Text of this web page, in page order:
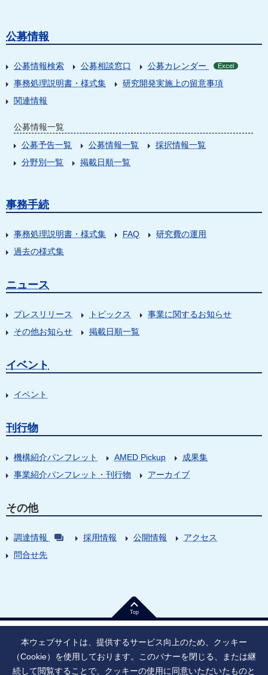
公募情報
公募情報検索 公募相談窓口 公募カレンダー Excel
事務処理説明書・様式集
研究開発実施上の留意事項
関連情報
公募情報一覧
公募予告一覧
公募情報一覧
採択情報一覧
分野別一覧
掲載日順一覧
事務手続
事務処理説明書・様式集 FAQ
研究費の運用
過去の様式集
ニュース
プレスリリース トピックス
事業に関するお知らせ
その他お知らせ
掲載日順一覧
イベント
イベント
刊行物
機構紹介パンフレット AMED Pickup
成果集
事業紹介パンフレット・刊行物
アーカイブ
その他
調達情報 採用情報 公開情報
アクセス
問合せ先
Top
法人番号：9010005023796 東京都千代田区大手町1丁目7番1号
本ウェブサイトは、提供するサービス向上のため、クッキー
（Cookie）を使用しております。このバナーを閉じる、または継
続して閲覧することで、クッキーの使用に同意いただいたものと